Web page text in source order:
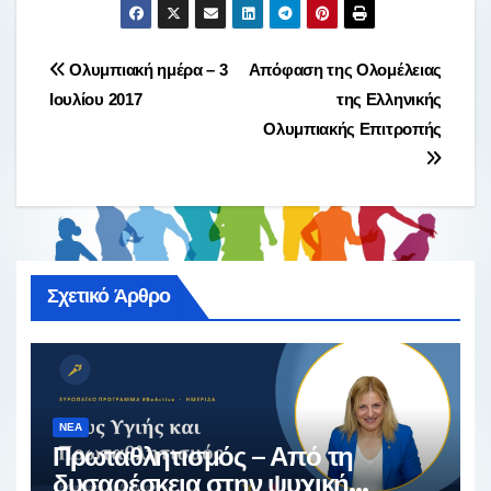
Πλοήγηση
Απόφαση της Ολομέλειας
της Ελληνικής
Ολυμπιακής Επιτροπής
Ολυμπιακή ημέρα – 3
Ιουλίου 2017
Σχετικό Άρθρο
ΝΈΑ
Πρωταθλητισμός – Από τη
δυσαρέσκεια στην ψυχική